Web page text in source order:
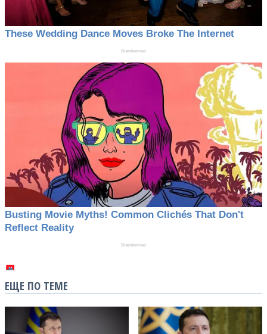
ЕЩЕ ПО ТЕМЕ